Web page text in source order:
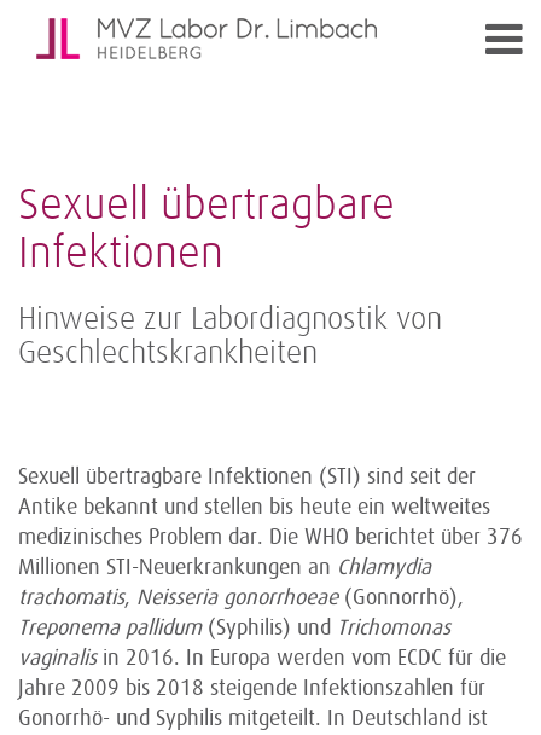
Sexuell übertragbare
Infektionen
Hinweise zur Labordiagnostik von
Geschlechtskrankheiten
Sexuell übertragbare Infektionen (STI) sind seit der
Antike bekannt und stellen bis heute ein weltweites
medizinisches Problem dar. Die WHO berichtet über 376
Millionen STI-Neuerkrankungen an Chlamydia
trachomatis, Neisseria gonorrhoeae(Gonnorrhö),
Treponema pallidum(Syphilis) und Trichomonas
vaginalisin 2016. In Europa werden vom ECDC für die
Jahre 2009 bis 2018 steigende Infektionszahlen für
Gonorrhö- und Syphilis mitgeteilt. In Deutschland ist